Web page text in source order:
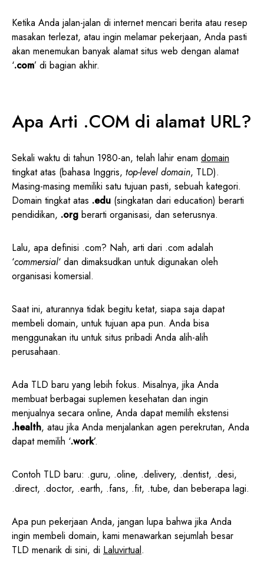
Ketika Anda jalan-jalan di internet mencari berita atau resep
masakan terlezat, atau ingin melamar pekerjaan, Anda pasti
akan menemukan banyak alamat situs web dengan alamat
‘.com’ di bagian akhir.
Apa Arti .COM di alamat URL?
Sekali waktu di tahun 1980-an, telah lahir enam domain
tingkat atas (bahasa Inggris, top-level domain, TLD).
Masing-masing memiliki satu tujuan pasti, sebuah kategori.
Domain tingkat atas .edu (singkatan dari education) berarti
pendidikan, .org berarti organisasi, dan seterusnya.
Lalu, apa definisi .com? Nah, arti dari .com adalah
‘commersial‘ dan dimaksudkan untuk digunakan oleh
organisasi komersial.
Saat ini, aturannya tidak begitu ketat, siapa saja dapat
membeli domain, untuk tujuan apa pun. Anda bisa
menggunakan itu untuk situs pribadi Anda alih-alih
perusahaan.
Ada TLD baru yang lebih fokus. Misalnya, jika Anda
membuat berbagai suplemen kesehatan dan ingin
menjualnya secara online, Anda dapat memilih ekstensi
.health, atau jika Anda menjalankan agen perekrutan, Anda
dapat memilih ‘.work’.
Contoh TLD baru: .guru, .oline, .delivery, .dentist, .desi,
.direct, .doctor, .earth, .fans, .fit, .tube, dan beberapa lagi.
Apa pun pekerjaan Anda, jangan lupa bahwa jika Anda
ingin membeli domain, kami menawarkan sejumlah besar
TLD menarik di sini, di Laluvirtual.